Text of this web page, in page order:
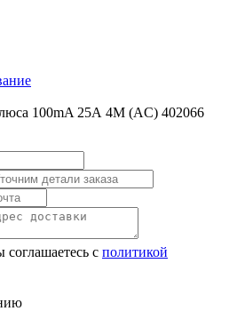
100mA 25А 4М (AC) 402066
с политикой